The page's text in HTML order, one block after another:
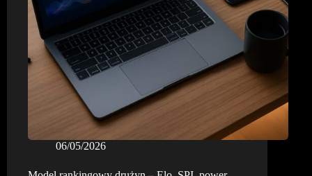
06/05/2026